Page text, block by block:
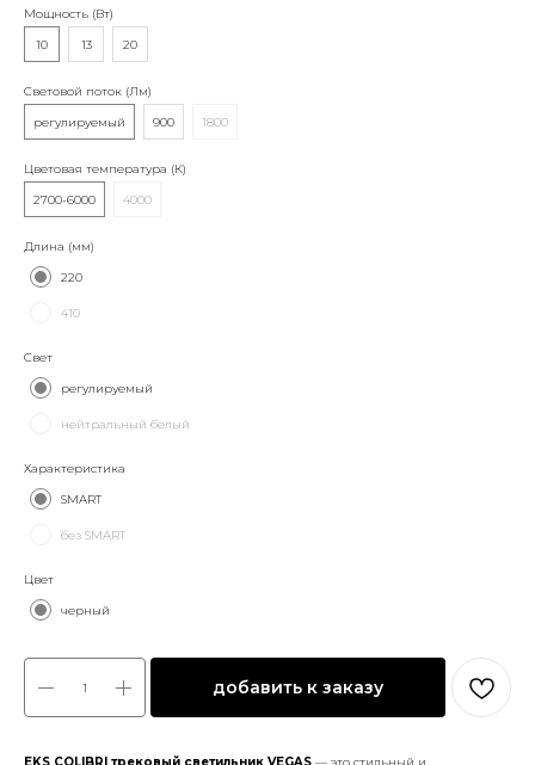
Мощность (Вт)
10
13 20
Световой поток (Лм)
регулируемый
900 1800
Цветовая температура (К)
2700-6000
4000
Длина (мм)
220
410
Свет
регулируемый
нейтральный белый
Характеристика
SMART
без SMART
Цвет
черный
добавить к заказу